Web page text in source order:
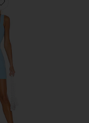
Favorite МИНИ ПЛАТЬЕ ACE